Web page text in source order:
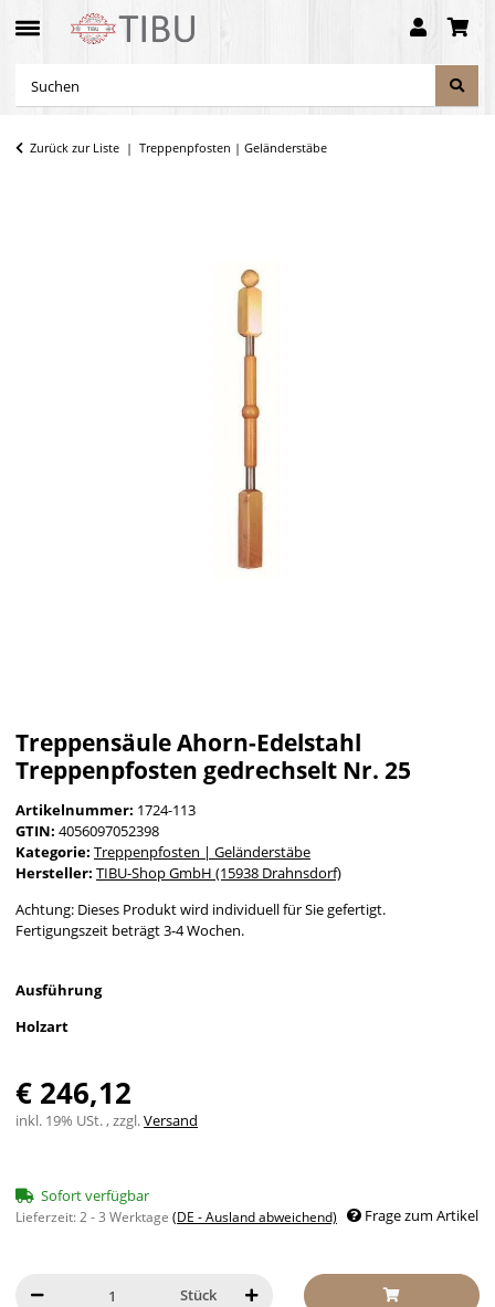
Zurück zur Liste Treppenpfosten | Geländerstäbe
Treppensäule Ahorn-Edelstahl
Treppenpfosten gedrechselt Nr. 25
Artikelnummer: 1724-113
GTIN: 4056097052398
Kategorie: Treppenpfosten | Geländerstäbe
Hersteller: TIBU-Shop GmbH (15938 Drahnsdorf)
Achtung: Dieses Produkt wird individuell für Sie gefertigt.
Fertigungszeit beträgt 3-4 Wochen.
Ausführung
Holzart
€ 246,12
inkl. 19% USt. , zzgl.Versand
Sofort verfügbar
Lieferzeit:2 - 3 Werktage (DE - Ausland abweichend) Frage zum Artikel
Stück